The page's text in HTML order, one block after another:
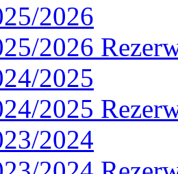
2026
2026
2025
2025
2024